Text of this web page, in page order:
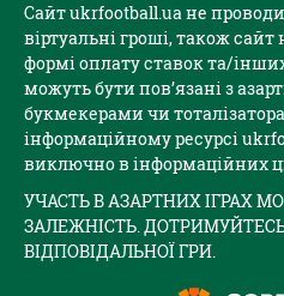
Сайт ukrfootball.ua не
віртуальні гроші, також
формі оплату ставок та/
можуть бути пов’язані з
букмекерами чи
інформаційному ресурсі
виключно в інформаційних
УЧАСТЬ В АЗАРТНИХ ІГРАХ
ЗАЛЕЖНІСТЬ.
ВІДПОВІДАЛЬНОЇ ГРИ.